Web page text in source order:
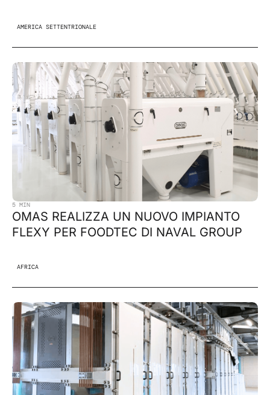
AMERICA SETTENTRIONALE
5 MIN
OMAS REALIZZA UN NUOVO IMPIANTO
FLEXY PER FOODTEC DI NAVAL GROUP
AFRICA